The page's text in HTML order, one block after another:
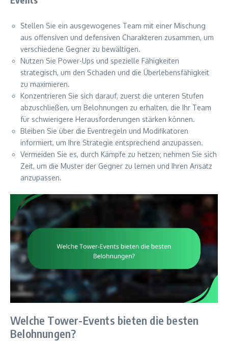
Stellen Sie ein ausgewogenes Team mit einer Mischung
aus offensiven und defensiven Charakteren zusammen, um
verschiedene Gegner zu bewältigen.
Nutzen Sie Power-Ups und spezielle Fähigkeiten
strategisch, um den Schaden und die Überlebensfähigkeit
zu maximieren.
Konzentrieren Sie sich darauf, zuerst die unteren Stufen
abzuschließen, um Belohnungen zu erhalten, die Ihr Team
für schwierigere Herausforderungen stärken können.
Bleiben Sie über die Eventregeln und Modifikatoren
informiert, um Ihre Strategie entsprechend anzupassen.
Vermeiden Sie es, durch Kämpfe zu hetzen; nehmen Sie sich
Zeit, um die Muster der Gegner zu lernen und Ihren Ansatz
anzupassen.
Welche Tower-Events bieten die besten
Belohnungen?